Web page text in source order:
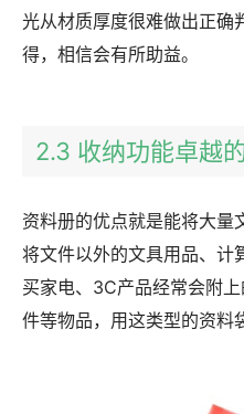
光从材质厚度很难做出正确
得，相信会有所助益。
2.3 收纳功能卓越
资料册的优点就是能将大量
将文件以外的文具用品、计
买家电、3C产品经常会附
件等物品，用这类型的资料